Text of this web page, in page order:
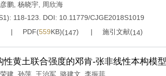
鹏 杨晓宇
周欣海
118-123.
DOI: 10.11779/CJGE2018S1019
PDF(559KB)(147) 施引文献(14)
性黄土联合强度的邓肯-张非线性本构模型
建 孙萍 王治军 骆建文 李振菲